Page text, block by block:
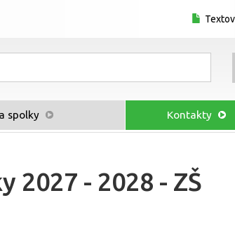
spolky Kontakty
- 2028 - ZŠ